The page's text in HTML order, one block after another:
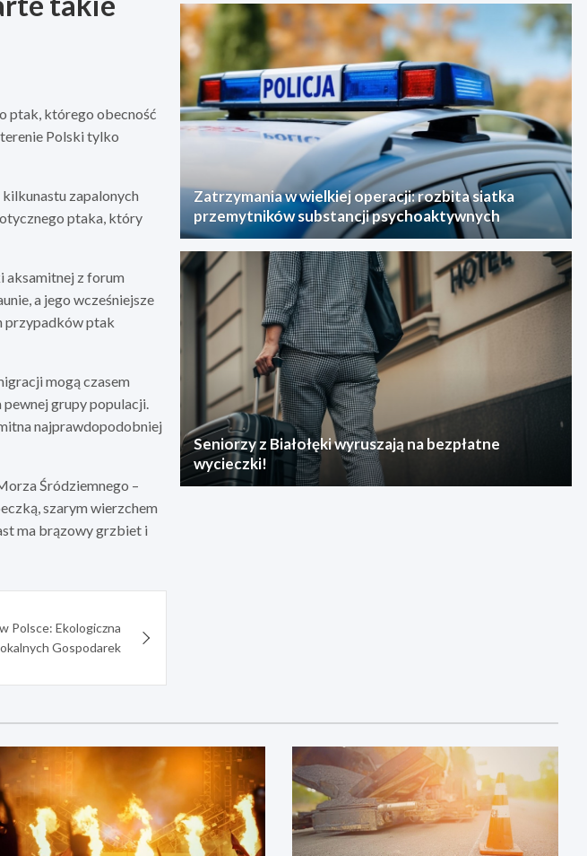
ptak, którego obecność
Polski tylko
kilkunastu zapalonych
ptaka, który
aksamitnej z forum
a jego wcześniejsze
przypadków ptak
mogą czasem
pewnej grupy populacji.
najprawdopodobniej
Śródziemnego –
szarym wierzchem
ma brązowy grzbiet i
Polsce: Ekologiczna
Gospodarek
Zatrzymania w wielkiej operacji: rozbita siatka
przemytników substancji psychoaktywnych
Seniorzy z Białołęki wyruszają na bezpłatne
wycieczki!